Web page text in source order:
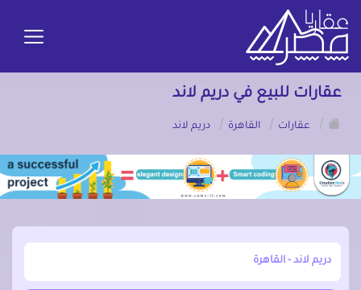
عقارات للبيع في دريم لاند
/
عقارات / القاهرة / دريم لاند
أبحث عن مدينة, محافظة, حي